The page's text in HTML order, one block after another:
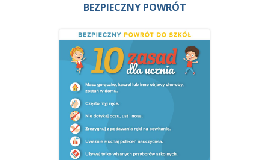
BEZPIECZNY POWRÓT